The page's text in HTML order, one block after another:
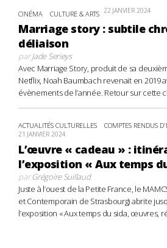
CINÉMA CULTURE & ARTS 22 JANVIER 2024
Marriage story : subtile
déliaison
parJade Serieys
Avec Marriage Story, produit de sa
Netflix, Noah Baumbach revenait en 2019
évènements de l’année. Retour sur cette
ACTUALITÉS CULTURELLES COMPTES RENDUS
21 JANVIER 2024
L’œuvre « cadeau » :
l’exposition « Aux temps
parGrégoire Suillaud
Juste à l’ouest de la Petite France, le
et Contemporain de Strasbourg) abrite
l’exposition « Aux temps du sida, œuvres,